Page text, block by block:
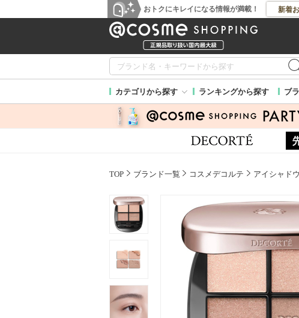
おトクにキレイになる情報が満載！ 新着
カテゴリから探す ランキングから探す ブ
TOP ブランド一覧 コスメデコルテ アイシャドウ